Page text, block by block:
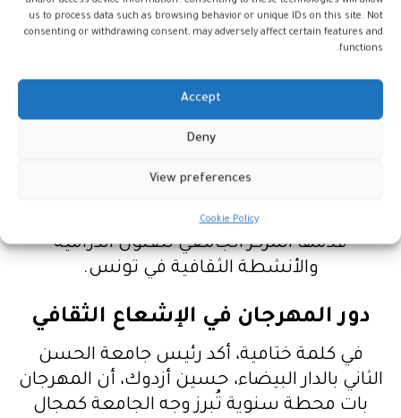
us to process data such as browsing behavior or unique IDs on this site. Not
consenting or withdrawing consent, may adversely affect certain features and
functions.
Accept
Deny
View preferences
Cookie Policy
العلوي عن مسرحية “ريد” ممثلًا لكلية الآداب
وفي فئة أفضل أداء جماعي، تقاسمت الجائزة
مسرحيتا “عرض أغنية الذعر” من إيطاليا،
و”منامات جَحجُوحة” من المغرب. كما فازت
مسرحية “فتيات كاليفورنيا” بجائزة أفضل
للجنة التحكيم لمسرحية “إليكِ، معلمتي”، التي
قدّمها المركز الجامعي للفنون الدرامية
والأنشطة الثقافية في تونس.
دور المهرجان في الإشعاع الثقافي
في كلمة ختامية، أكد رئيس جامعة الحسن
الثاني بالدار البيضاء، حسين أزدوك، أن المهرجان
بات محطة سنوية تُبرز وجه الجامعة كمجال